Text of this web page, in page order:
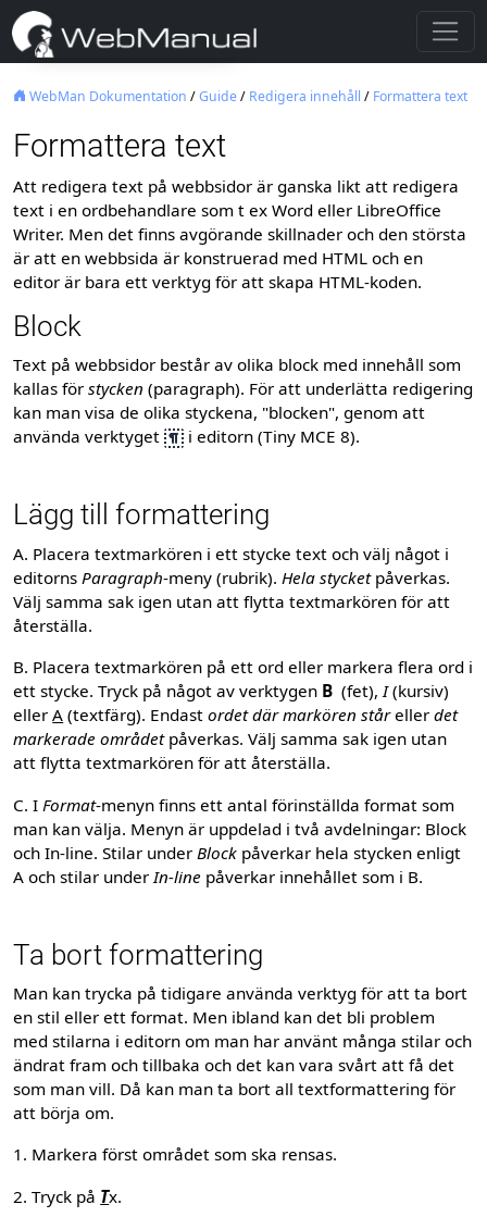
WebMan Dokumentation /Guide/ Redigera innehåll / Formattera text
Formattera text
Att redigera text på webbsidor är ganska likt att redigera
text i en ordbehandlare som t ex Word eller LibreOffice
Writer. Men det finns avgörande skillnader och den största
är att en webbsida är konstruerad med HTML och en
editor är bara ett verktyg för att skapa HTML-koden.
Block
Text på webbsidor består av olika block med innehåll som
kallas förstycken (paragraph). För att underlätta redigering
kan man visa de olika styckena, "blocken", genom att
användaverktyget i editorn(Tiny MCE 8).
Lägg till formattering
A. Placera textmarkören i ett stycke text och välj något i
editornsParagraph-meny (rubrik).Hela stycketpåverkas.
Välj samma sak igen utan att flytta textmarkören för att
återställa.
B. Placera textmarkören på ett ord eller markera flera ord i
ett stycke. Tryck på något av verktygen B (fet),I(kursiv)
ellerA (textfärg). Endastordet där markören stårellerdet
markerade områdetpåverkas. Välj samma sak igen utan
att flytta textmarkören för att återställa.
C. I Format-menyn finns ett antal förinställda format som
man kan välja. Menyn är uppdelad i två avdelningar: Block
och In-line. Stilar under Block påverkar hela stycken enligt
A och stilar under In-line påverkar innehållet som i B.
Ta bort formattering
Man kan trycka på tidigare använda verktyg för att ta bort
en stil eller ett format. Men ibland kan det bli problem
med stilarna i editorn om man har använt många stilar och
ändrat fram och tillbaka och det kan vara svårt att få det
som man vill. Då kan man ta bort all textformattering för
att börja om.
1. Markera först området som ska rensas.
2. Tryck på Tx.